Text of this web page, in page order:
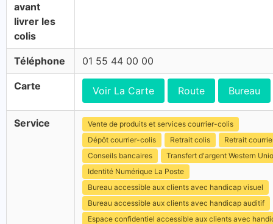
avant
livrer les
colis
Téléphone 01 55 44 00 00
Carte Voir La Carte Route Bureau
Service
Vente de produits et services courrier-colis
Dépôt courrier-colis
Retrait colis
Retrait
Conseils bancaires
Transfert d'argent Western
Identité Numérique La Poste
Bureau accessible aux clients avec handicap visuel
Bureau accessible aux clients avec handicap auditif
Espace confidentiel accessible aux clients avec